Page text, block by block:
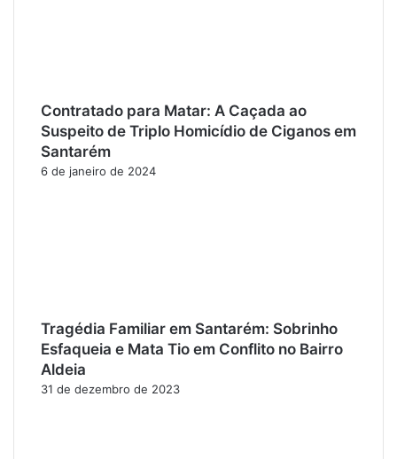
Contratado para Matar: A Caçada ao
Suspeito de Triplo Homicídio de Ciganos em
Santarém
6 de janeiro de 2024
Tragédia Familiar em Santarém: Sobrinho
Esfaqueia e Mata Tio em Conflito no Bairro
Aldeia
31 de dezembro de 2023